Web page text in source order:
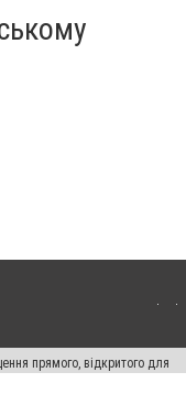
прямого, відкритого для